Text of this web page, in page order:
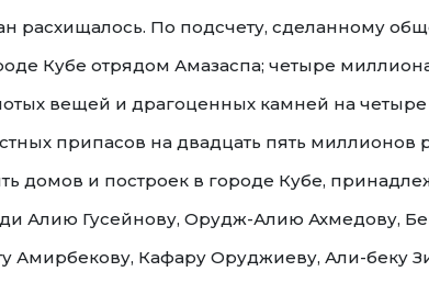
расхищалось. По подсчету, сделанному
Кубе отрядом Амазаспа; четыре
вещей и драгоценных камней на
припасов на двадцать пять миллионов
домов и построек в городе Кубе,
Алию Гусейнову, Орудж-Алию Ахмедову,
Амирбекову, Кафару Оруджиеву, Али-беку